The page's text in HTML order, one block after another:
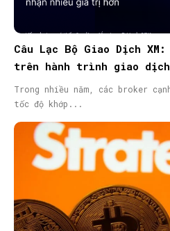
Câu Lạc Bộ Giao Dịch
trên hành trình giao dịch
Trong nhiều năm, các broker
tốc độ khớp...